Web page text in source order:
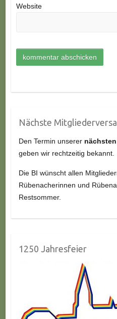
Website
Nächste
Den Termin unserer
geben wir rechtzeitig bekannt.
Die BI wünscht allen
Rübenacherinnen und
Restsommer.
1250 Jahresfeier